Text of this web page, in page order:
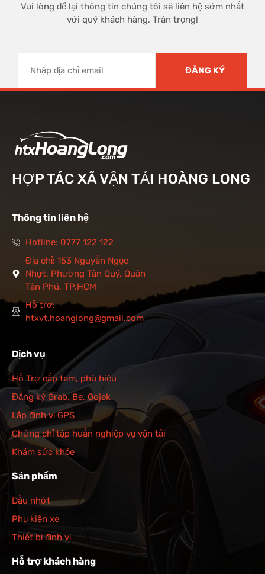
Vui lòng để lại thông tin chúng tôi sẽ liên hệ sớm nhất
với quý khách hàng, Trân trọng!
HỢP TÁC XÃ VẬN TẢI HOÀNG LONG
Thông tin liên hệ
Hotline: 0777 122 122
Địa chỉ: 153 Nguyễn Ngọc
Nhựt, Phường Tân Quý, Quận
Tân Phú, TP.HCM
Hỗ trợ:
htxvt.hoanglong@gmail.com
Dịch vụ
Hỗ Trợ cấp tem, phù hiệu
Đăng ký Grab, Be, Gojek
Lắp định vị GPS
Chứng chỉ tập huấn nghiệp vụ vận tải
Khám sức khỏe
Sản phẩm
Dầu nhớt
Phụ kiện xe
Thiết bị định vị
Hỗ trợ khách hàng